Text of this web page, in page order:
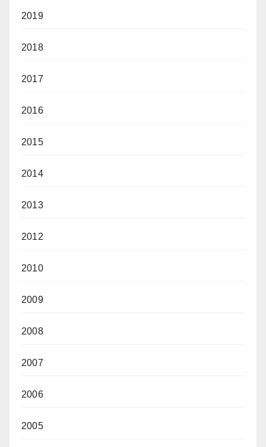
2019
2018
2017
2016
2015
2014
2013
2012
2010
2009
2008
2007
2006
2005